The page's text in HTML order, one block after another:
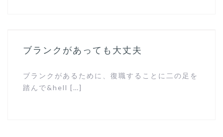
ブランクがあっても大丈夫
ブランクがあるために、復職することに二の足を
踏んで&hell […]